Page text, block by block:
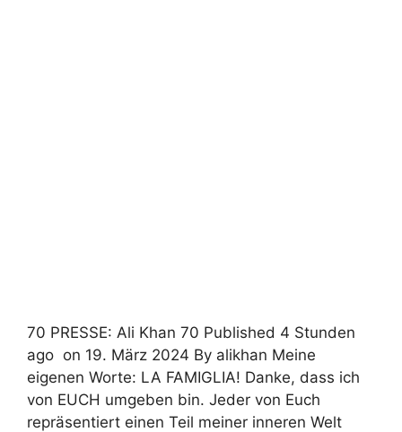
70 PRESSE: Ali Khan 70 Published 4 Stunden
ago on 19. März 2024 By alikhan Meine
eigenen Worte: LA FAMIGLIA! Danke, dass ich
von EUCH umgeben bin. Jeder von Euch
repräsentiert einen Teil meiner inneren Welt